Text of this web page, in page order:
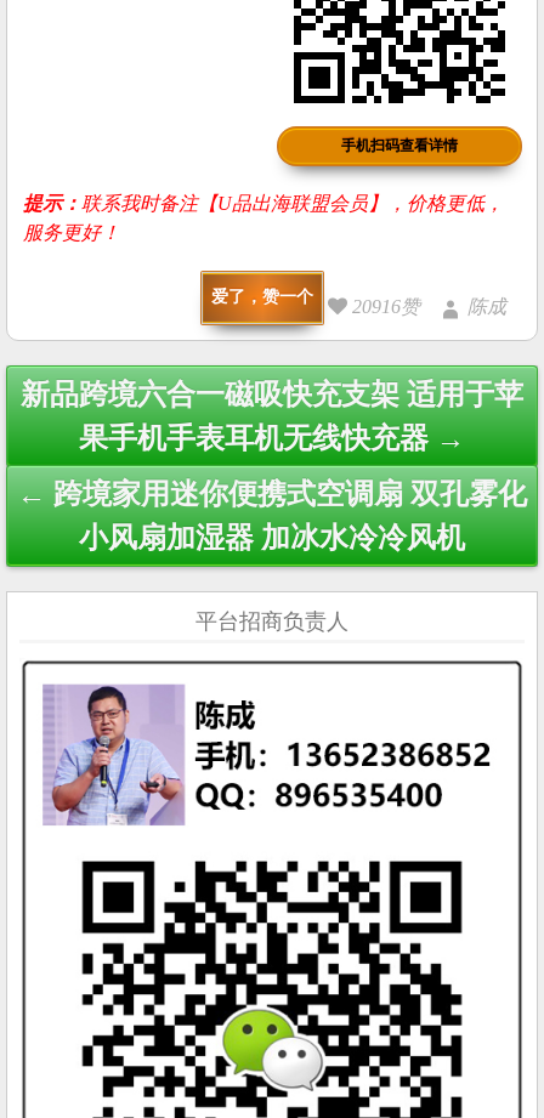
手机扫码查看详情
提示：联系我时备注【U品出海联盟会员】，价格更低，
服务更好！
爱了，赞一个 20916赞 陈成
Post
navigation
新品跨境六合一磁吸快充支架 适用于苹
果手机手表耳机无线快充器 →
← 跨境家用迷你便携式空调扇 双孔雾化
小风扇加湿器 加冰水冷冷风机
平台招商负责人